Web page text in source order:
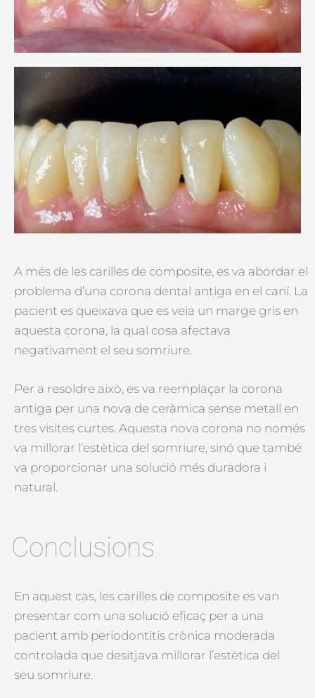
A més de les carilles de composite, es va abordar el
problema d’una corona dental antiga en el caní. La
pacient es queixava que es veia un marge gris en
aquesta corona, la qual cosa afectava
negativament el seu somriure.
Per a resoldre això, es va reemplaçar la corona
antiga per una nova de ceràmica sense metall en
tres visites curtes. Aquesta nova corona no només
va millorar l’estètica del somriure, sinó que també
va proporcionar una solució més duradora i
natural.
Conclusions
En aquest cas, les carilles de composite es van
presentar com una solució eficaç per a una
pacient amb periodontitis crònica moderada
controlada que desitjava millorar l’estètica del
seu somriure.